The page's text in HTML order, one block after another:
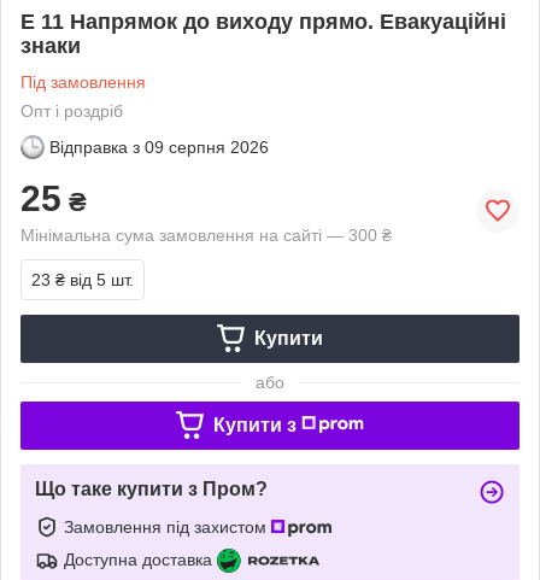
E 11 Напрямок до виходу прямо. Евакуаційні
знаки
Під замовлення
Опт і роздріб
Відправка з 09 серпня 2026
25 ₴
Мінімальна сума замовлення на сайті — 300 ₴
23 ₴ від 5 шт.
Купити
або
Купити з
Що таке купити з Пром?
Замовлення під захистом
Доступна доставка